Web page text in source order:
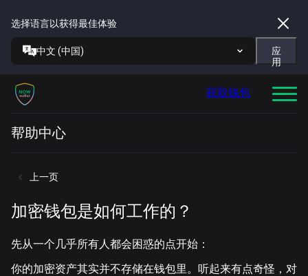
选择语言以获得最佳体验
中文 (中国)
应
用
获取钱包
帮助中心
上一页
加密钱包是如何工作的？
先从一个几乎所有人都会困惑的点开始：
你的加密资产其实并不存储在钱包里。听起来有点奇怪，对